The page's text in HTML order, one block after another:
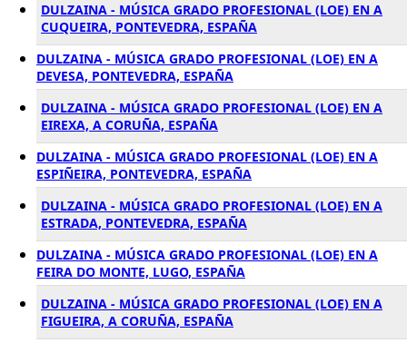
DULZAINA - MÚSICA GRADO PROFESIONAL (LOE) EN A
CUQUEIRA, PONTEVEDRA, ESPAÑA
DULZAINA - MÚSICA GRADO PROFESIONAL (LOE) EN A
DEVESA, PONTEVEDRA, ESPAÑA
DULZAINA - MÚSICA GRADO PROFESIONAL (LOE) EN A
EIREXA, A CORUÑA, ESPAÑA
DULZAINA - MÚSICA GRADO PROFESIONAL (LOE) EN A
ESPIÑEIRA, PONTEVEDRA, ESPAÑA
DULZAINA - MÚSICA GRADO PROFESIONAL (LOE) EN A
ESTRADA, PONTEVEDRA, ESPAÑA
DULZAINA - MÚSICA GRADO PROFESIONAL (LOE) EN A
FEIRA DO MONTE, LUGO, ESPAÑA
DULZAINA - MÚSICA GRADO PROFESIONAL (LOE) EN A
FIGUEIRA, A CORUÑA, ESPAÑA